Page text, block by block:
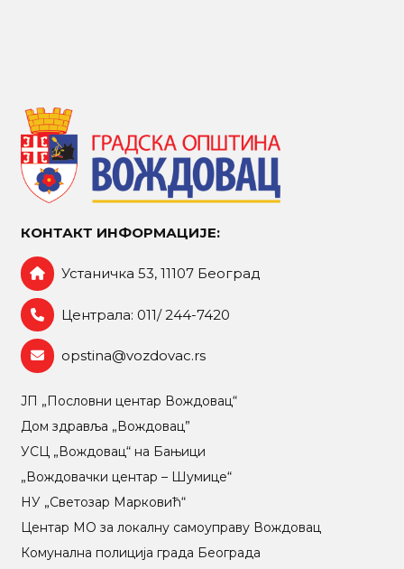
КОНТАКТ ИНФОРМАЦИЈЕ:
Устаничка 53, 11107 Београд
Централа: 011/ 244-7420
opstina@vozdovac.rs
ЈП „Пословни центар Вождовац“
Дом здравља „Вождовац”
УСЦ „Вождовац“ на Бањици
„Вождовачки центар – Шумице“
НУ „Светозар Марковић“
Центар МO за локалну самоуправу Вождовац
Комунална полиција града Београда